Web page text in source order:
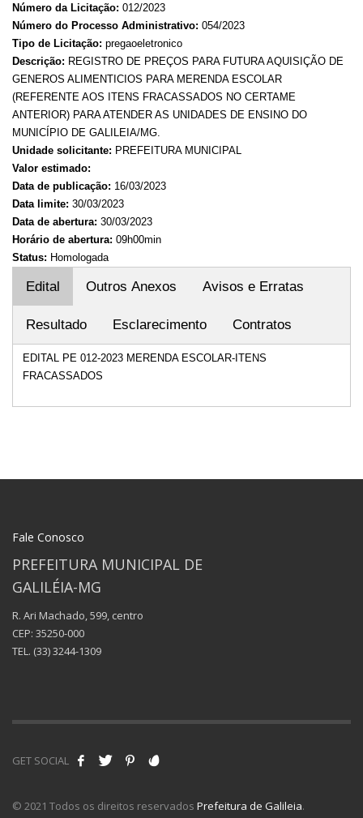
Número da Licitação: 012/2023
Número do Processo Administrativo: 054/2023
Tipo de Licitação: pregaoeletronico
Descrição: REGISTRO DE PREÇOS PARA FUTURA AQUISIÇÃO DE
GENEROS ALIMENTICIOS PARA MERENDA ESCOLAR
(REFERENTE AOS ITENS FRACASSADOS NO CERTAME
ANTERIOR) PARA ATENDER AS UNIDADES DE ENSINO DO
MUNICÍPIO DE GALILEIA/MG.
Unidade solicitante: PREFEITURA MUNICIPAL
Valor estimado:
Data de publicação: 16/03/2023
Data limite: 30/03/2023
Data de abertura: 30/03/2023
Horário de abertura: 09h00min
Status: Homologada
Edital Outros Anexos Avisos e Erratas
Resultado Esclarecimento Contratos
EDITAL PE 012-2023 MERENDA ESCOLAR-ITENS
FRACASSADOS
Fale Conosco
PREFEITURA MUNICIPAL DE
GALILÉIA-MG
R. Ari Machado, 599, centro
CEP: 35250-000
TEL. (33) 3244-1309
GET SOCIAL
© 2021 Todos os direitos reservados Prefeitura de Galileia.